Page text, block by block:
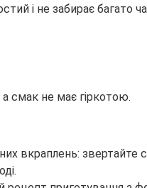
і не забирає багато
смак не має гіркотою.
вкраплень: